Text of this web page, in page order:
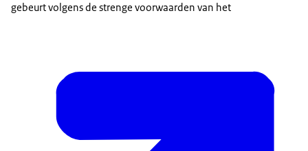
gebeurt volgens de strenge voorwaarden van het